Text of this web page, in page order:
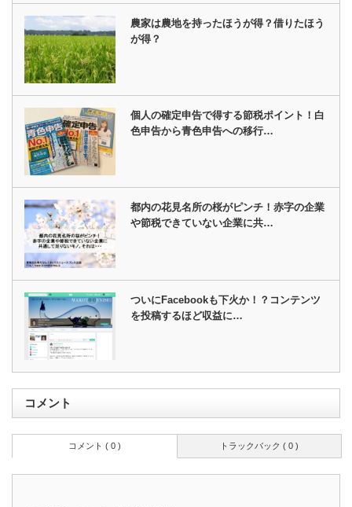
農家は農地を持ったほうが得？借りたほう
が得？
個人の確定申告で得する節税ポイント！白
色申告から青色申告への移行…
都内の花見名所の桜がピンチ！赤字の企業
や節税できていない企業に共…
ついにFacebookも下火か！？コンテンツ
を投稿するほど収益に…
コメント
トラックバック ( 0 )
コメント ( 0 )